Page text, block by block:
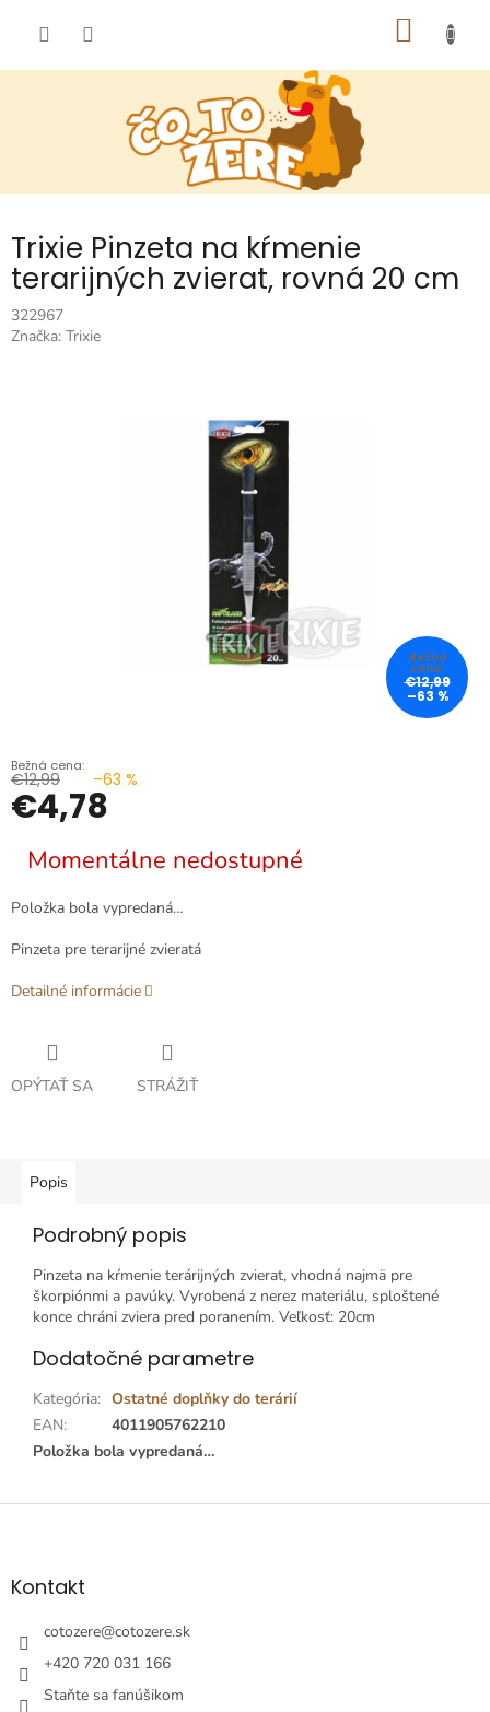
Trixie Pinzeta na kŕmenie
terarijných zvierat, rovná 20 cm
322967
Značka: Trixie
€12,99
–63 %
€12,99 –63 %
€4,78
cena:
Momentálne nedostupné
Položka bola vypredaná…
Pinzeta pre terarijné zvieratá
Detailné informácie
OPÝTAŤ SA STRÁŽIŤ
Popis
Podrobný popis
Pinzeta na kŕmenie terárijných zvierat, vhodná najmä pre
škorpiónmi a pavúky. Vyrobená z nerez materiálu, sploštené
konce chráni zviera pred poranením. Veľkosť: 20cm
Dodatočné parametre
Kategória: Ostatné doplňky do terárií
EAN:
4011905762210
Položka bola vypredaná…
Z
äKontakt
cotozere@cotozere.sk
+420 720 031 166
Staňte sa fanúšikom